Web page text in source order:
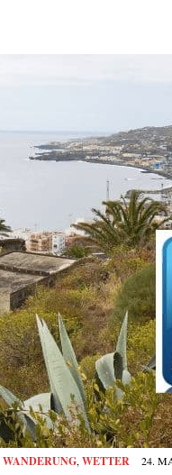
WANDERUNG, WETTER 24.